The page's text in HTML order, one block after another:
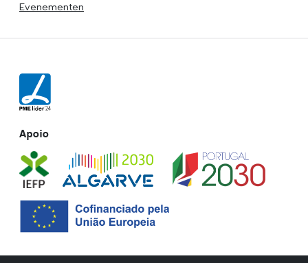
Evenementen
Apoio